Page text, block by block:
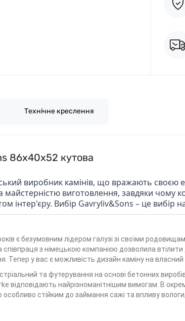
Технічне креслення
86x40x52 кутова
виробник камінів, що вражають своєю
майстерністю виготовлення, завдяки
Вибір Gavryliv&Sons – це вибір
є безумовним лідером галузі зі своїми
з німецькою компанією дозволила
Тепер у вас є можливість дизайн каміну на власний
та футерування на основі бетонних
відповідають найрізноманітнішим вимогам. В
стійким до займання сажі та впливу